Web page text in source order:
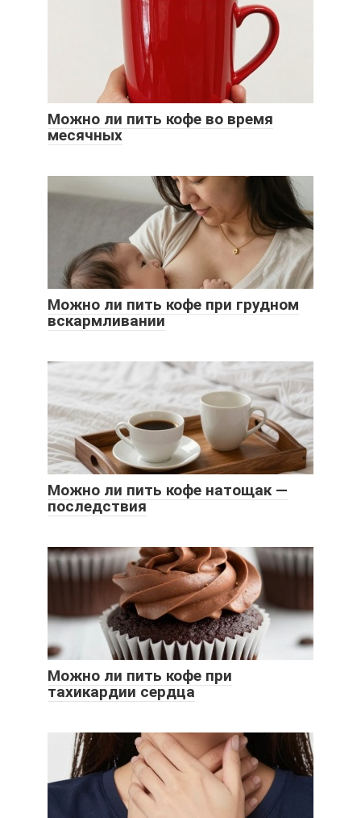
Можно ли пить кофе во время
месячных
Можно ли пить кофе при грудном
вскармливании
Можно ли пить кофе натощак —
последствия
Можно ли пить кофе при
тахикардии сердца